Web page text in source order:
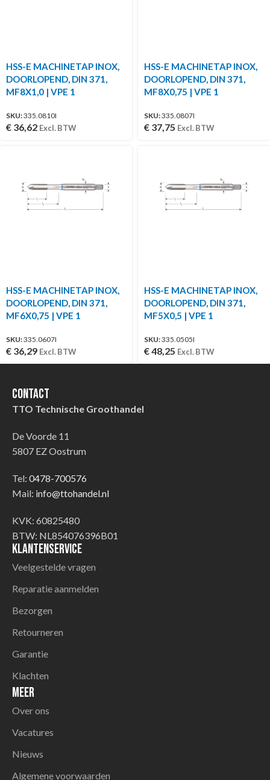
HSS-E MACHINETAP INOX,
DOORLOPEND, DIN 371,
MF8X1,0 | VPE 1
SKU:335.0810I
€ 36,62 Excl. BTW
HSS-E MACHINETAP INOX,
DOORLOPEND, DIN 371,
MF8X0,75 | VPE 1
SKU:335.0807I
€ 37,75 Excl. BTW
HSS-E MACHINETAP INOX,
DOORLOPEND, DIN 371,
MF6X0,75 | VPE 1
SKU:335.0607I
€ 36,29 Excl. BTW
HSS-E MACHINETAP INOX,
DOORLOPEND, DIN 371,
MF5X0,5 | VPE 1
SKU:335.0505I
€48,25 Excl. BTW
Contact
TTO Technische Groothandel
De Voorde 11
5807 EZ Oostrum
Tel: 0478-700576
Mail: info@ttohandel.nl
KVK: 60825480
BTW: NL854076396B01
Klantenservice
Veelgestelde vragen
Reparatie aanmelden
Bezorgen
Retourneren
Garantie
Klachten
Meer
Over ons
Vacatures
Nieuws
Algemene voorwaarden